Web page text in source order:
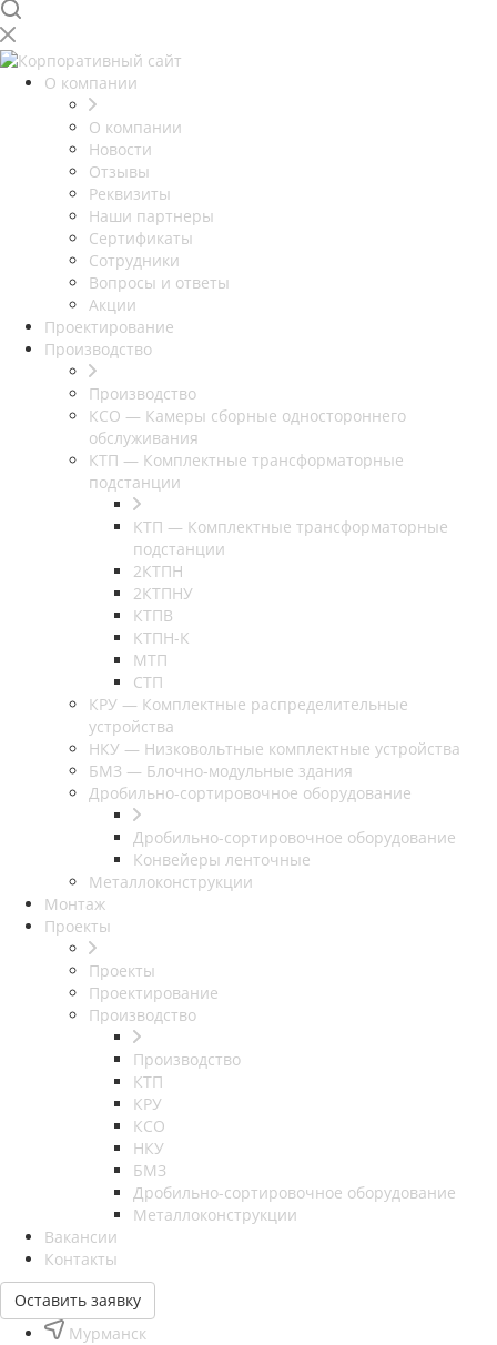
О компании
О компании
Новости
Отзывы
Реквизиты
Наши партнеры
Сертификаты
Сотрудники
Вопросы и ответы
Акции
Проектирование
Производство
Производство
КСО — Камеры сборные одностороннего
обслуживания
КТП — Комплектные трансформаторные
подстанции
КТП — Комплектные трансформаторные
подстанции
2КТПН
2КТПНУ
КТПВ
КТПН-К
МТП
СТП
КРУ — Комплектные распределительные
устройства
НКУ — Низковольтные комплектные устройства
БМЗ — Блочно-модульные здания
Дробильно-сортировочное оборудование
Дробильно-сортировочное оборудование
Конвейеры ленточные
Металлоконструкции
Монтаж
Проекты
Проекты
Проектирование
Производство
Производство
КТП
КРУ
КСО
НКУ
БМЗ
Дробильно-сортировочное оборудование
Металлоконструкции
Вакансии
Контакты
Оставить заявку
Мурманск